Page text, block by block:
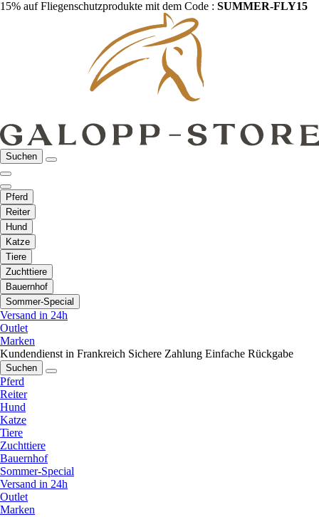
15% auf Fliegenschutzprodukte mit dem Code : SUMMER-FLY15
Suchen
Pferd
Reiter
Hund
Katze
Tiere
Zuchttiere
Bauernhof
Sommer-Special
Versand in 24h
Outlet
Marken
Kundendienst in Frankreich Sichere Zahlung Einfache Rückgabe
Suchen
Pferd
Reiter
Hund
Katze
Tiere
Zuchttiere
Bauernhof
Sommer-Special
Versand in 24h
Outlet
Marken